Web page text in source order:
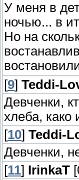
У меня в
ночью... в
Но на
[9] Teddi-
Девченки,
хлеба, како
[10] Teddi-
Девченки,
[11] IrinkaT